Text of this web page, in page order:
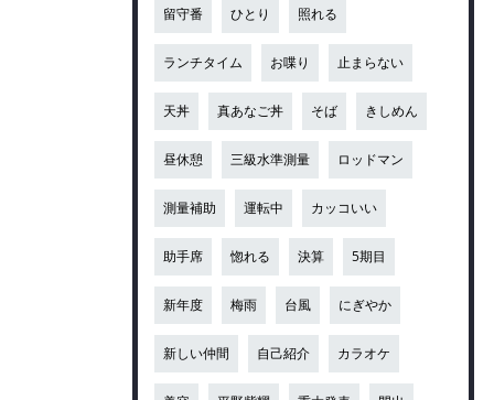
留守番 ひとり 照れる
ランチタイム お喋り 止まらない
天丼 真あなご丼 そば きしめん
昼休憩 三級水準測量 ロッドマン
測量補助 運転中 カッコいい
助手席 惚れる 決算 5期目
新年度 梅雨 台風 にぎやか
新しい仲間 自己紹介 カラオケ